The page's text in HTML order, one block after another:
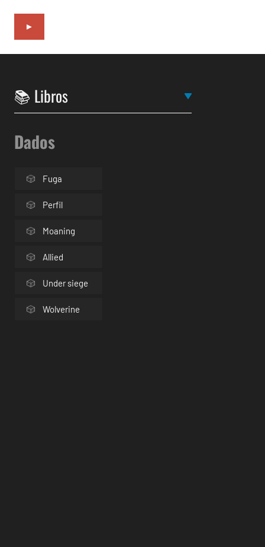
►
Dados
Fuga
Perfil
Moaning
Allied
Under siege
Wolverine